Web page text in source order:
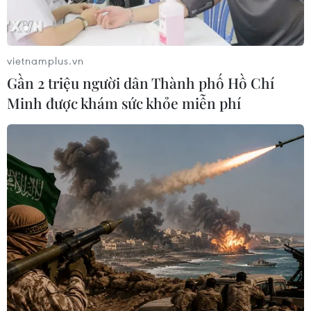
50 năm quan hệ Việt-Đức: Khi ngoại
giao nhân dân bắt đầu từ tiếng mẹ đẻ
30/07/2026 23:00
Trăn trở người giữ lửa tiếng Việt trên
quê hương thứ hai
30/07/2026 12:00
Nơi tiếng mẹ đẻ được hồi sinh giữa
lòng nước Đức
30/07/2026 08:18
vietnamplus.vn
Gần 2 triệu người dân Thành phố Hồ Chí
Minh được khám sức khỏe miễn phí